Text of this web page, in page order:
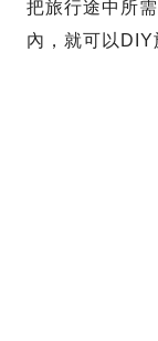
把旅行途中所
內，就可以DIY